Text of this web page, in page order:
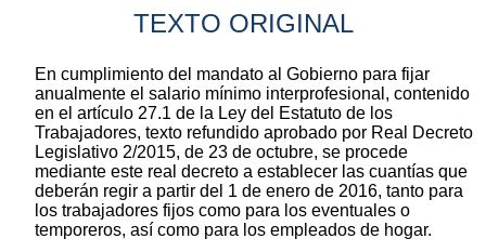
TEXTO ORIGINAL
En cumplimiento del mandato al Gobierno para fijar
anualmente el salario mínimo interprofesional, contenido
en el artículo 27.1 de la Ley del Estatuto de los
Trabajadores, texto refundido aprobado por Real Decreto
Legislativo 2/2015, de 23 de octubre, se procede
mediante este real decreto a establecer las cuantías que
deberán regir a partir del 1 de enero de 2016, tanto para
los trabajadores fijos como para los eventuales o
temporeros, así como para los empleados de hogar.